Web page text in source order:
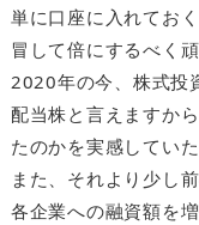
単に口座に入れてお
冒して倍にするべく
2020年の今、株式投
配当株と言えますか
たのかを実感してい
また、それより少し
各企業への融資額を